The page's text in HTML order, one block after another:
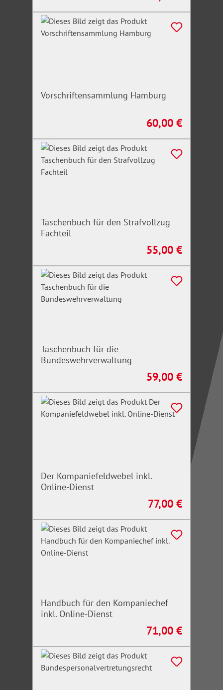
Vorschriftensammlung Hamburg
Regulärer Preis:
60,00 €
Taschenbuch für den Strafvollzug
Fachteil
Regulärer Preis:
55,00 €
Taschenbuch für die
Bundeswehrverwaltung
Regulärer Preis:
59,00 €
Der Kompaniefeldwebel inkl.
Online-Dienst
Regulärer Preis:
77,00 €
Handbuch für den Kompaniechef
inkl. Online-Dienst
Regulärer Preis:
71,00 €